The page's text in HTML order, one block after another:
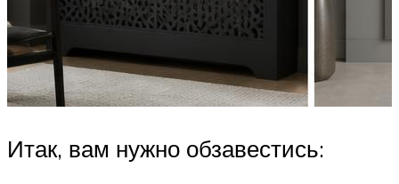
Итак, вам нужно обзавестись: